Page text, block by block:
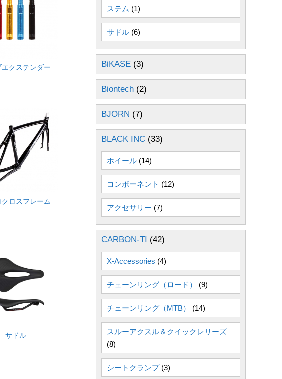
エクステンダー
クロスフレーム
サドル
ステム (1)
サドル (6)
BiKASE (3)
Biontech (2)
BJORN (7)
BLACK INC (33)
ホイール (14)
コンポーネント (12)
アクセサリー (7)
CARBON-TI (42)
X-Accessories (4)
チェーンリング（ロード） (9)
チェーンリング（MTB） (14)
スルーアクスル＆クイックレリーズ
(8)
シートクランプ(3)